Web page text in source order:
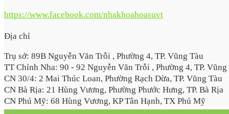
https://www.facebook.com/nhakhoahoasuvt
Địa chỉ
Trụ sở: 89B Nguyễn Văn Trỗi , Phường 4, TP. Vũng Tàu
TT Chỉnh Nha: 90 - 92 Nguyễn Văn Trỗi , Phường 4, TP. Vũng
CN 30/4: 2 Mai Thúc Loan, Phường Rạch Dừa, TP. Vũng Tàu
CN Bà Rịa: 21 Hùng Vương, Phường Phước Hưng, TP. Bà Rịa
CN Phú Mỹ: 68 Hùng Vương, KP Tân Hạnh, TX Phú Mỹ